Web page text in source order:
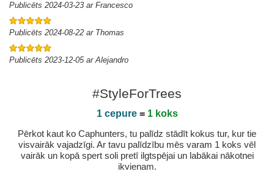
Publicēts 2024-03-23 ar Francesco
Publicēts 2024-08-22 ar Thomas
Publicēts 2023-12-05 ar Alejandro
#StyleForTrees
1 cepure= 1 koks
Pērkot kaut ko Caphunters, tu palīdz stādīt kokus tur, kur tie
visvairāk vajadzīgi. Ar tavu palīdzību mēs varam 1 koks vēl
vairāk un kopā spert soli pretī ilgtspējai un labākai nākotnei
ikvienam.